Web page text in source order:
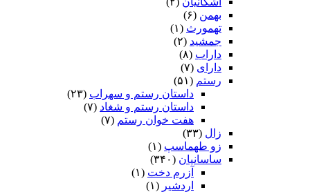
بهمن (۶)
تهمورث (۱)
جمشید (۲)
داراب (۸)
دارای (۷)
رستم (۵۱)
داستان رستم و سهراب (۲۳)
داستان رستم و شغاد (۷)
هفت خوان رستم‏ (۷)
زال (۳۳)
زو طهماسپ‏ (۱)
ساسانیان (۳۴۰)
آزرم دخت (۱)
اردشیر (۱)